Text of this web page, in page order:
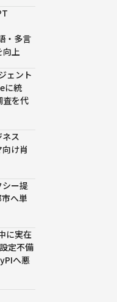
・多言
向上
ェント
に統
を代
ネス
け肖
ー提
へ単
に実在
定不備
へ悪